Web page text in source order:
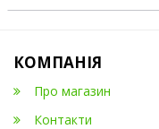
КОМПАНІЯ
Про магазин
Контакти